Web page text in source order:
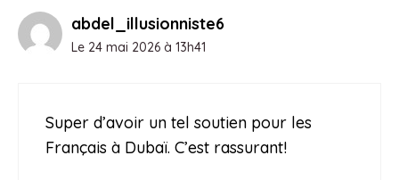
abdel_illusionniste6
Le 24 mai 2026 à 13h41
Super d’avoir un tel soutien pour les
Français à Dubaï. C’est rassurant!